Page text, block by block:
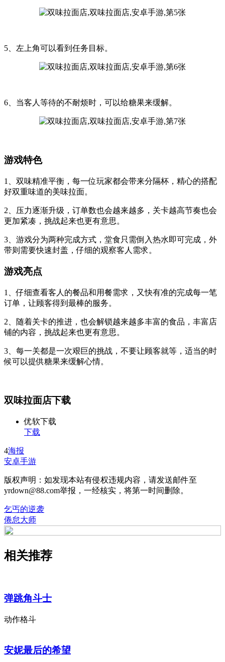
5、左上角可以看到任务目标。
6、当客人等待的不耐烦时，可以给糖果来缓解。
游戏特色
1、双味精准平衡，每一位玩家都会带来分隔杯，精心的搭配
好双重味道的美味拉面。
2、压力逐渐升级，订单数也会越来越多，关卡越高节奏也会
更加紧凑，挑战起来也更有意思。
3、游戏分为两种完成方式，堂食只需倒入热水即可完成，外
带则需要快速封盖，仔细的观察客人需求。
游戏亮点
1、仔细查看客人的餐品和用餐需求，又快有准的完成每一笔
订单，让顾客得到最棒的服务。
2、随着关卡的推进，也会解锁越来越多丰富的食品，丰富店
铺的内容，挑战起来也更有意思。
3、每一关都是一次艰巨的挑战，不要让顾客就等，适当的时
候可以提供糖果来缓解心情。
双味拉面店下载
优软下载
下载
4海报
安卓手游
版权声明：如发现本站有侵权违规内容，请发送邮件至
yrdown@88.com举报，一经核实，将第一时间删除。
乞丐的逆袭
倦怠大师
相关推荐
弹跳角斗士
动作格斗
安妮最后的希望